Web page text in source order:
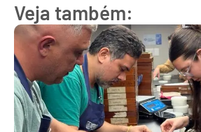
Veja também: